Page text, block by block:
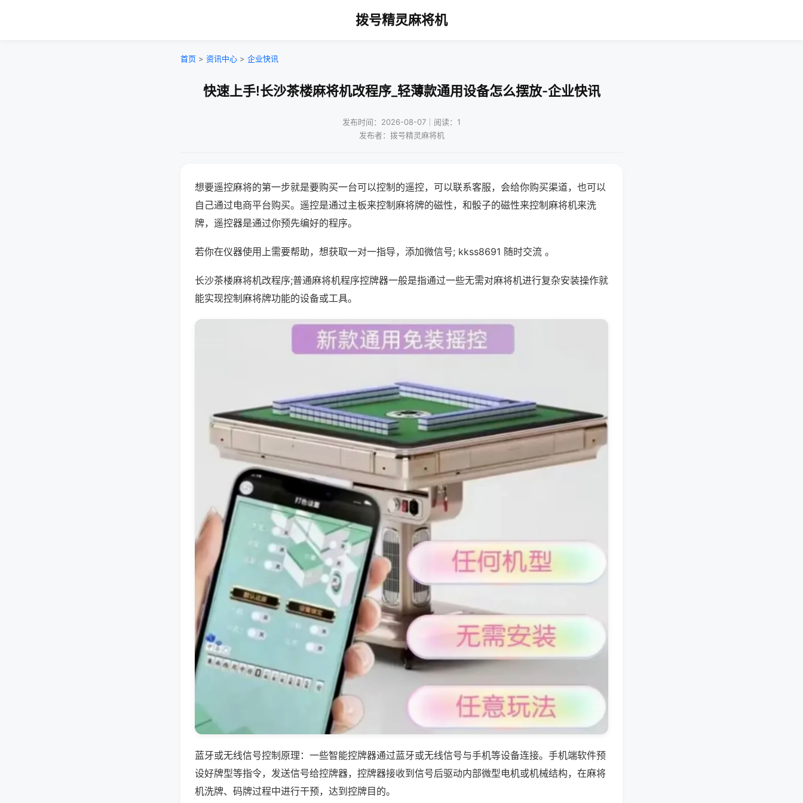
拨号精灵麻将机
首页 > 资讯中心 > 企业快讯
快速上手!长沙茶楼麻将机改程序_轻薄款通用设备怎么摆放-企业快讯
发布时间：2026-08-07｜阅读：1
发布者：拨号精灵麻将机
想要遥控麻将的第一步就是要购买一台可以控制的遥控，可以联系客服，会给你购买渠道，也可以
自己通过电商平台购买。遥控是通过主板来控制麻将牌的磁性，和骰子的磁性来控制麻将机来洗
牌，遥控器是通过你预先编好的程序。
若你在仪器使用上需要帮助，想获取一对一指导，添加微信号; kkss8691 随时交流 。
长沙茶楼麻将机改程序;普通麻将机程序控牌器一般是指通过一些无需对麻将机进行复杂安装操作就
能实现控制麻将牌功能的设备或工具。
蓝牙或无线信号控制原理：一些智能控牌器通过蓝牙或无线信号与手机等设备连接。手机端软件预
设好牌型等指令，发送信号给控牌器，控牌器接收到信号后驱动内部微型电机或机械结构，在麻将
机洗牌、码牌过程中进行干预，达到控牌目的。